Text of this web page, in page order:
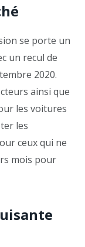
se porte un
un recul de
2020.
ainsi que
les voitures
les
ceux qui ne
mois pour